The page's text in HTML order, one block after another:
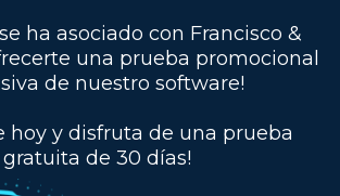
ha asociado con Francisco &
una prueba promocional
de nuestro software!
hoy y disfruta de una prueba
gratuita de 30 días!